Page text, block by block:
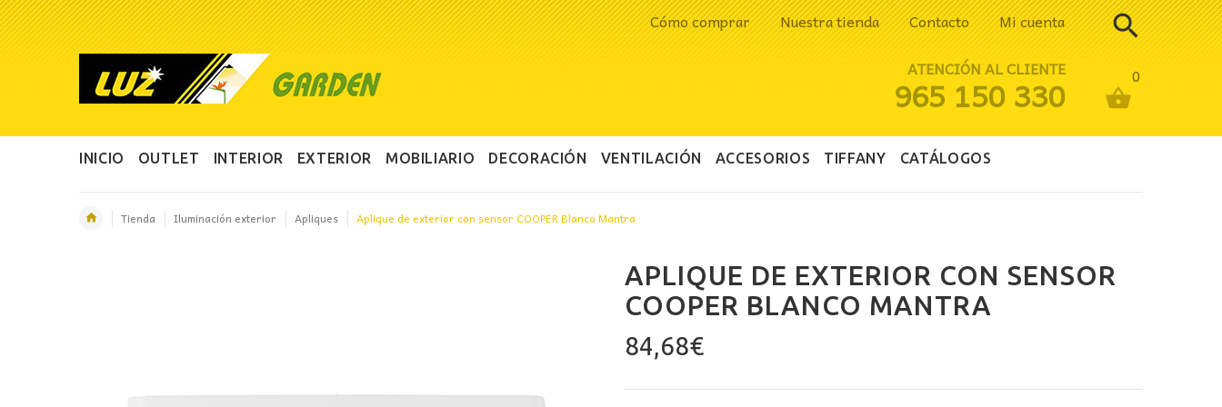
Cómo comprar Nuestra tienda Contacto Mi cuenta
0
ATENCIÓN AL CLIENTE
965 150 330
INICIO OUTLET INTERIOR EXTERIOR MOBILIARIO DECORACIÓN VENTILACIÓN ACCESORIOS TIFFANY CATÁLOGOS
Tienda Iluminación exterior Apliques Aplique de exterior con sensor COOPER Blanco Mantra
APLIQUE DE EXTERIOR CON SENSOR
COOPER BLANCO MANTRA
84,68€